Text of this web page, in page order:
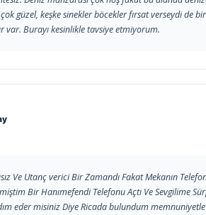
güzel, keşke sinekler böcekler fırsat verseydi de
Burayı kesinlikle tavsiye etmiyorum.
Ve Utanç verici Bir Zamandı Fakat Mekanın
Bir Hanımefendi Telefonu Açtı Ve Sevgilime
eder misiniz Diye Ricada bulundum